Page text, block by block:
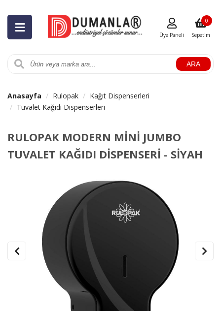
ARA
Üye Paneli Sepetim
0
Anasayfa Rulopak
Kağıt Dispenserleri
Tuvalet Kağıdı Dispenserleri
RULOPAK MODERN MİNİ JUMBO
TUVALET KAĞIDI DİSPENSERİ - SİYAH